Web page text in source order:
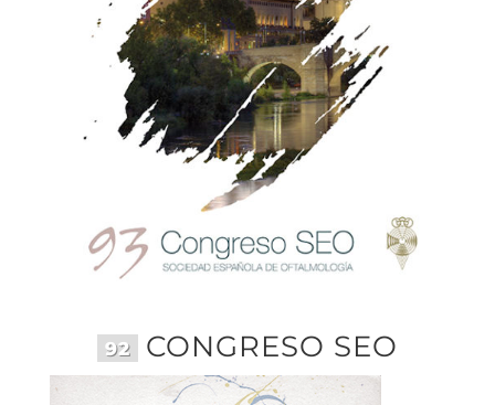
92 CONGRESO SEO